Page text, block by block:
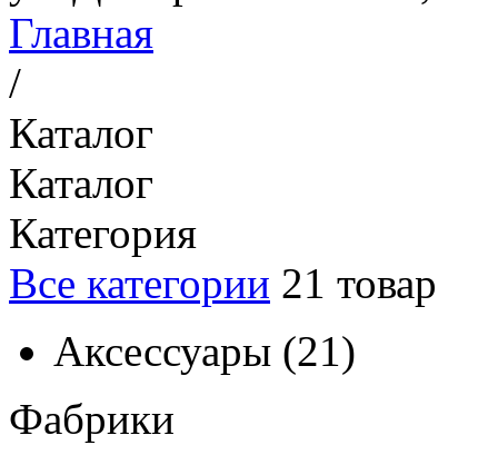
Главная
/
Каталог
Каталог
Категория
Все категории 21 товар
Аксессуары (21)
Фабрики